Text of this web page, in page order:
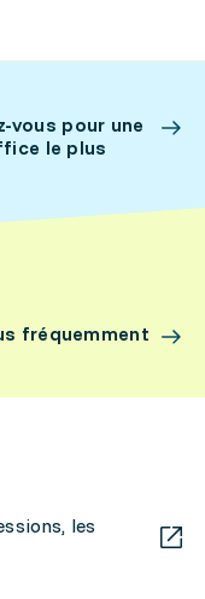
vous pour une
le plus
fréquemment
les